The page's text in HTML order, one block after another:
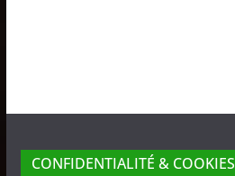
CONFIDENTIALITÉ & COOKIES